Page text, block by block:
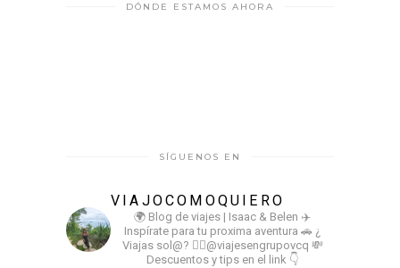
DÓNDE ESTAMOS AHORA
SÍGUENOS EN
VIAJOCOMOQUIERO
🌍 Blog de viajes | Isaac & Belen ✈️
Inspírate para tu proxima aventura 🚗 ¿
Viajas sol@? 👉🏻@viajesengrupovcq 💸
Descuentos y tips en el link 👇